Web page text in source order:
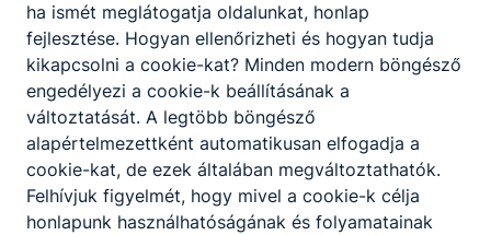
ha ismét meglátogatja oldalunkat, honlap
fejlesztése. Hogyan ellenőrizheti és hogyan tudja
kikapcsolni a cookie-kat? Minden modern böngésző
engedélyezi a cookie-k beállításának a
változtatását. A legtöbb böngésző
alapértelmezettként automatikusan elfogadja a
cookie-kat, de ezek általában megváltoztathatók.
Felhívjuk figyelmét, hogy mivel a cookie-k célja
honlapunk használhatóságának és folyamatainak